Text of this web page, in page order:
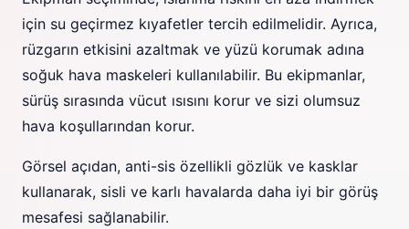
için su geçirmez kıyafetler tercih edilmelidir. Ayrıca,
rüzgarın etkisini azaltmak ve yüzü korumak adına
soğuk hava maskeleri kullanılabilir. Bu ekipmanlar,
sürüş sırasında vücut ısısını korur ve sizi olumsuz
hava koşullarından korur.
Görsel açıdan, anti-sis özellikli gözlük ve kasklar
kullanarak, sisli ve karlı havalarda daha iyi bir görüş
mesafesi sağlanabilir.